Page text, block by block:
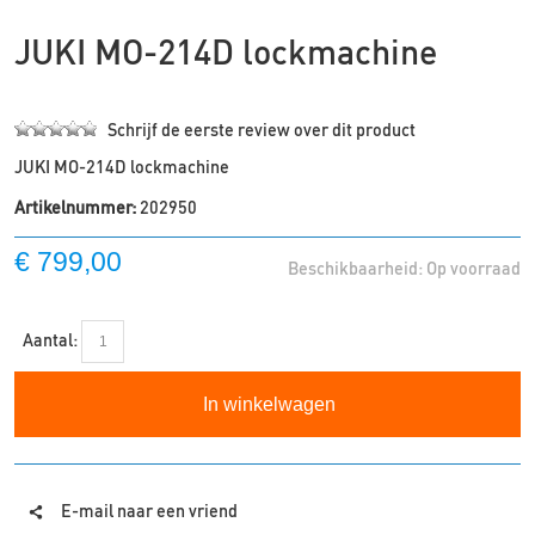
JUKI MO-214D lockmachine
Schrijf de eerste review over dit product
JUKI MO-214D lockmachine
Artikelnummer:202950
Beschikbaarheid: Op voorraad
€ 799,00
Aantal:
In winkelwagen
E-mail naar een vriend